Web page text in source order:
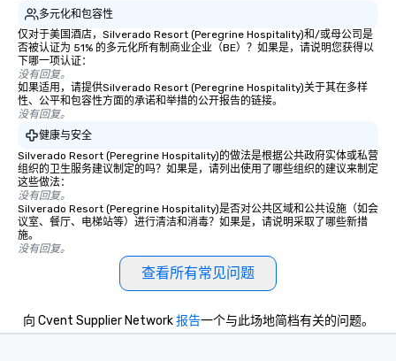
多元化和包容性
仅对于美国酒店，Silverado Resort (Peregrine Hospitality)和/或母公司是
否被认证为 51% 的多元化所有制商业企业（BE）？如果是，请说明您获得以
下哪一项认证：
没有回复。
如果适用，请提供Silverado Resort (Peregrine Hospitality)关于其在多样
性、公平和包容性方面的承诺和举措的公开报告的链接。
没有回复。
健康与安全
Silverado Resort (Peregrine Hospitality)的做法是根据公共政府实体或私营
组织的卫生服务建议制定的吗？如果是，请列出使用了哪些组织的建议来制定
这些做法：
没有回复。
Silverado Resort (Peregrine Hospitality)是否对公共区域和公共设施（如会
议室、餐厅、电梯站等）进行清洁和消毒？如果是，请说明采取了哪些新措
施。
没有回复。
查看所有常见问题
向 Cvent Supplier Network报告一个与此场地简档有关的问题。